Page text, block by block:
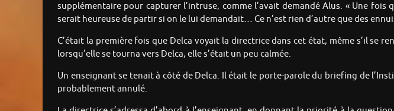
supplémentaire pour capturer l’intruse, comme l’avait demandé Alus. « Une fois
serait heureuse de partir si on le lui demandait… Ce n’est rien d’autre que des
C’était la première fois que Delca voyait la directrice dans cet état, même s’il se
lorsqu’elle se tourna vers Delca, elle s’était un peu calmée.
Un enseignant se tenait à côté de Delca. Il était le porte-parole du briefing de
probablement annulé.